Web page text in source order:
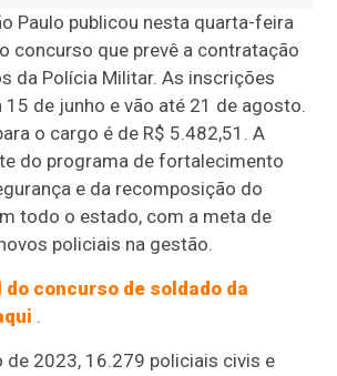
Paulo publicou nesta quarta-feira
concurso que prevê a contratação
da Polícia Militar. As inscrições
de junho e vão até 21 de agosto.
o cargo é de R$ 5.482,51. A
do programa de fortalecimento
e da recomposição do
todo o estado, com a meta de
policiais na gestão.
concurso de soldado da
.
de 2023, 16.279 policiais civis e